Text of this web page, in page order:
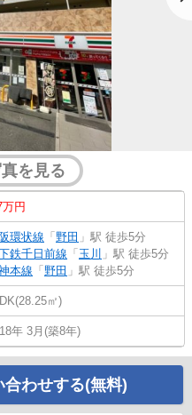
を見る
円
環状線 「 野田 」駅 徒歩5分
鉄千日前線 「 玉川 」駅 徒歩5分
本線 「 野田 」駅 徒歩5分
㎡)
年 3月(築8年)
わせする(無料)